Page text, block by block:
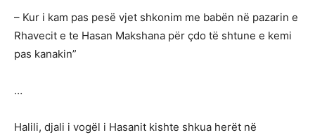
– Kur i kam pas pesë vjet shkonim me babën në pazarin e
Rhavecit e te Hasan Makshana për çdo të shtune e kemi
pas kanakin”
…
Halili, djali i vogël i Hasanit kishte shkua herët në